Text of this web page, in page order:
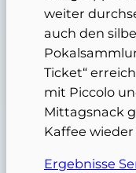
weiter
auch den
Ticket“
mit Piccolo
Mittagsnack
Kaffee
Ergebnisse